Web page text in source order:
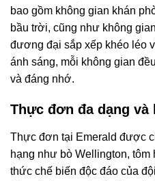
bao gồm không gian khán
bầu trời, cũng như không
đương đại sắp xếp khéo léo
ánh sáng, mỗi không gian
và đáng nhớ.
Thực đơn đa dạng và
Thực đơn tại Emerald được
hạng như bò Wellington,
thức chế biến độc đáo của